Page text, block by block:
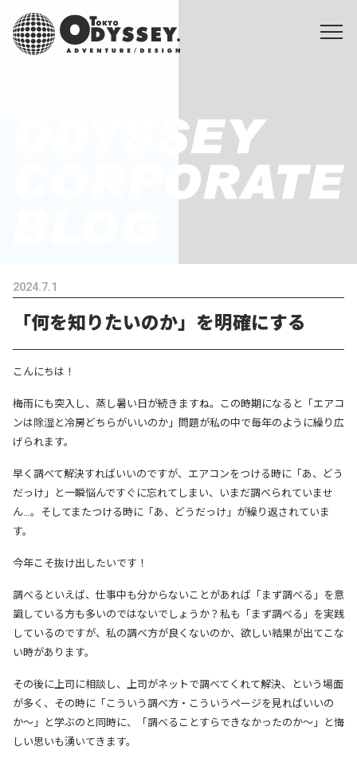
2024.7.1
「何を知りたいのか」を明確にする
こんにちは！
梅雨にも突入し、蒸し暑い日が続きますね。
この時期になると「エアコ
ンは除湿と冷房どちらがいいのか」問題が私の中で毎年のように繰り広
げられます。
早く調べて解決すればいいのですが、エアコンをつける時に「あ、どう
だっけ」と一瞬悩んですぐに忘れてしまい、いまだ調べられていませ
ん…。 そしてまたつける時に「あ、どうだっけ」が繰り返されていま
す。
今年こそ抜け出したいです！
調べるといえば、仕事中も分からないことがあれば「まず調べる」を意
識している方も多いのではないでしょうか？ 私も「まず調べる」を実践
しているのですが、私の調べ方が良くないのか、欲しい結果が出てこな
い時があります。
その後に上司に相談し、上司がネットで調べてくれて解決、という場面
が多く、その時に「こういう調べ方・こういうページを見ればいいの
か〜」と学ぶのと同時に、「調べることすらできなかったのか〜」と悔
しい思いも湧いてきます。